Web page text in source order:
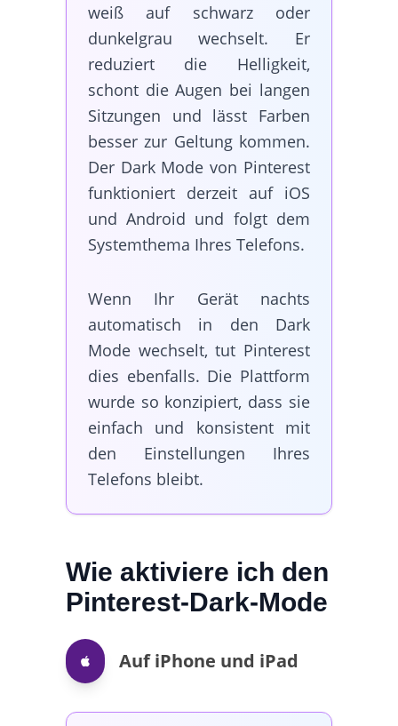
weiß auf schwarz oder
dunkelgrau wechselt. Er
reduziert die Helligkeit,
schont die Augen bei langen
Sitzungen und lässt Farben
besser zur Geltung kommen.
Der Dark Mode von Pinterest
funktioniert derzeit auf iOS
und Android und folgt dem
Systemthema Ihres Telefons.
Wenn Ihr Gerät nachts
automatisch in den Dark
Mode wechselt, tut Pinterest
dies ebenfalls. Die Plattform
wurde so konzipiert, dass sie
einfach und konsistent mit
den Einstellungen Ihres
Telefons bleibt.
Wie aktiviere ich den
Pinterest-Dark-Mode
Auf iPhone und iPad